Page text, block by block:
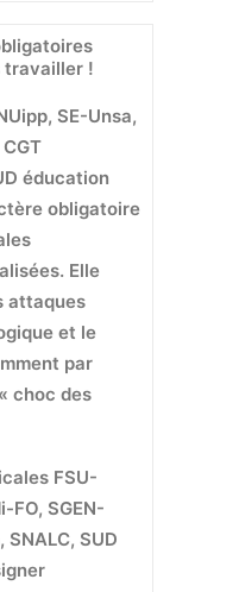
travailler !
SE-Unsa,
éducation
obligatoire
Elle
attaques
et le
par
choc des
FSU-
FO, SGEN-
SNALC, SUD